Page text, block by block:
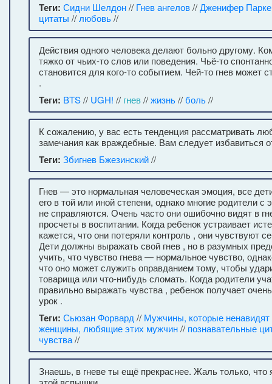
Теги: Сидни Шелдон// Гнев ангелов//Дженифер
цитаты // любовь//
Действия одного человека делают больно другому.
тяжко от чьих-то слов или поведения. Чьё-то
становится для кого-то событием. Чей-то гнев может
.
Теги: BTS// UGH! // гнев//жизнь//боль//
К сожалению, у вас есть тенденция рассматривать
замечания как враждебные. Вам следует избавиться
Теги: Збигнев Бжезинский//
Гнев — это нормальная человеческая эмоция, все
его в той или иной степени, однако многие родители с
не справляются. Очень часто они ошибочно видят в
просчеты в воспитании. Когда ребенок устраивает
кажется, что они потеряли контроль , они чувствуют
Дети должны выражать свой гнев , но в разумных
учить, что чувство гнева — нормальное чувство,
что оно может служить оправданием тому, чтобы
товарища или что-нибудь сломать. Когда родители
правильно выражать чувства , ребенок получает
урок .
Теги: Сьюзан Форвард // Мужчины, которые
женщины, любящие этих мужчин// познавательные
чувства//
Знаешь, в гневе ты ещё прекраснее. Жаль только, что